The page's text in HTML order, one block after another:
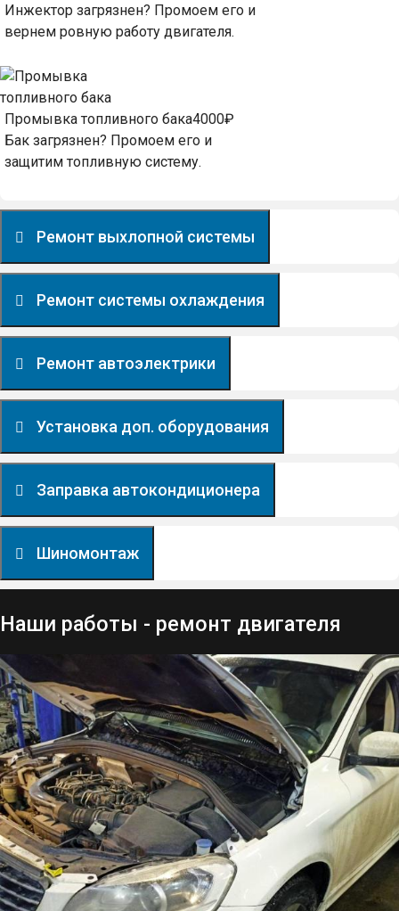
Инжектор загрязнен? Промоем его и
вернем ровную работу двигателя.
Промывка топливного бака4000₽
Бак загрязнен? Промоем его и
защитим топливную систему.
Ремонт выхлопной системы
Ремонт системы охлаждения
Ремонт автоэлектрики
Установка доп. оборудования
Заправка автокондиционера
Шиномонтаж
Наши работы - ремонт двигателя